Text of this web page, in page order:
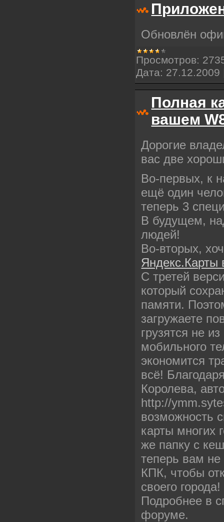
Обновлён
Просмотров:
Дата: 27.12.2009
Полная
вашем
Дорогие
вас две
Во-первых, к
ещё один
теперь 3
В будущем,
людей!
Во-вторых,
Яндекс.Карты
С третей
который
памяти.
загружаете
грузятся не
мобильного
экономится
всё!
Королева,
http://
возможность
карты многих
же папку с
теперь вам
КПК, чтобы
своего города!
Подробнее в
форуме.